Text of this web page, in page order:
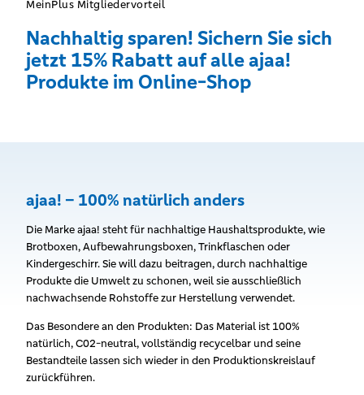
MeinPlus Mitgliedervorteil
Nachhaltig sparen! Sichern Sie sich
jetzt 15% Rabatt auf alle ajaa!
Produkte im Online-Shop
ajaa! – 100% natürlich anders
Die Marke ajaa! steht für nachhaltige Haushaltsprodukte, wie
Brotboxen, Aufbewahrungsboxen, Trinkflaschen oder
Kindergeschirr. Sie will dazu beitragen, durch nachhaltige
Produkte die Umwelt zu schonen, weil sie ausschließlich
nachwachsende Rohstoffe zur Herstellung verwendet.
Das Besondere an den Produkten: Das Material ist 100%
natürlich, C02-neutral, vollständig recycelbar und seine
Bestandteile lassen sich wieder in den Produktionskreislauf
zurückführen.